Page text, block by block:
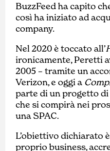
BuzzFeed ha capito
così ha iniziato ad
company.
Nel 2020 è toccato all’
ironicamente, Peretti
2005 – tramite un
Verizon, e oggi a
parte di un progetto
che si compirà nei
una SPAC.
L’obiettivo dichiarato
proprio business,